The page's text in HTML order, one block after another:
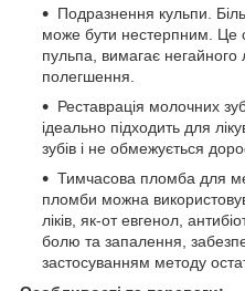
Подразнення кульпи.
може бути нестерпним. Це
пульпа, вимагає негайного
полегшення.
Реставрація молочних
ідеально підходить для
зубів і не обмежується
Тимчасова пломба для
пломби можна
ліків, як-от евгенол,
болю та запалення,
застосуванням методу